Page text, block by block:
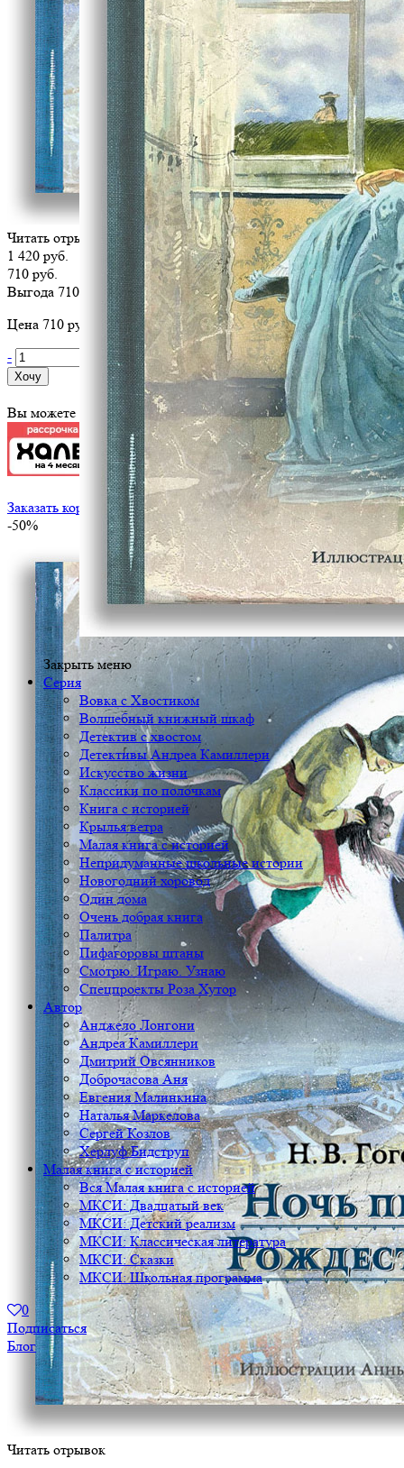
Закрыть меню
Серия
Вовка с Хвостиком
Волшебный книжный шкаф
Детектив с хвостом
Детективы Андреа Камиллери
Искусство жизни
Классики по полочкам
Книга с историей
Крылья ветра
Малая книга с историей
Непридуманные школьные истории
Новогодний хоровод
Один дома
Очень добрая книга
Палитра
Пифагоровы штаны
Смотрю. Играю. Узнаю
Спецпроекты Роза Хутор
Автор
Анджело Лонгони
Андреа Камиллери
Дмитрий Овсянников
Доброчасова Аня
Евгения Малинкина
Наталья Маркелова
Сергей Козлов
Херлуф Бидструп
Малая книга с историей
Вся Малая книга с историей
МКСИ: Двадцатый век
МКСИ: Детский реализм
МКСИ: Классическая литература
МКСИ: Сказки
МКСИ: Школьная программа
0
Подписаться
Блог
Читать отрывок
1 420 руб.
710 руб.
Выгода 710 руб.
Цена 710 руб. за 1 шт
-
+
Хочу
Вы можете оплатить эту книгу картой
Заказать корпоративный тираж
-50%
Читать отрывок